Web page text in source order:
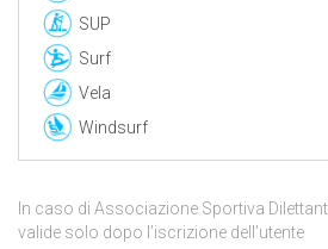
SUP
Surf
Vela
Windsurf
In caso di Associazione Sportiva
valide solo dopo l’iscrizione dell’utente